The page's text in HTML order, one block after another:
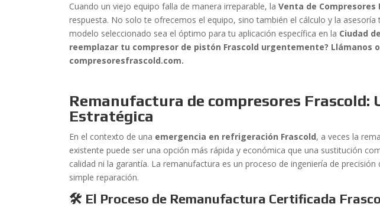
Cuando un viejo equipo falla de manera irreparable, laVenta de Compresores
respuesta. No solo te ofrecemos el equipo, sino también el cálculo y la asesoría
modelo seleccionado sea el óptimo para tu aplicación específica en la Ciudad
reemplazar tu compresor de pistón Frascold urgentemente? Llámanos
compresoresfrascold.com.
Remanufactura de compresores Frascold:
Estratégica
En el contexto de una emergencia en refrigeración Frascold, a veces la
existente puede ser una opción más rápida y económica que una sustitución
calidad ni la garantía. La remanufactura es un proceso de ingeniería de
simple reparación.
🛠️ El Proceso de Remanufactura Certificada